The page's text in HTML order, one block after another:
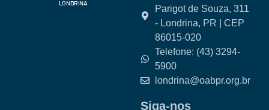
Parigot de Souza, 311
- Londrina, PR | CEP
86015-020
Telefone: (43) 3294-
5900
londrina@oabpr.org.br
Siga-nos